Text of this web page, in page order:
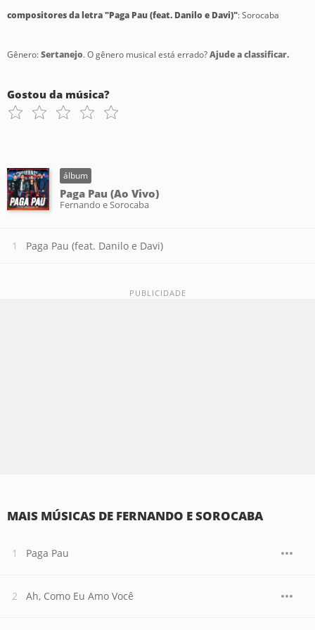
compositores da letra "Paga Pau (feat. Danilo e Davi)": Sorocaba
Gênero:Sertanejo. O gênero musical está errado?Ajude a classificar.
Gostou da música?
álbum
Paga Pau (Ao Vivo)
Fernando e Sorocaba
Paga Pau (feat. Danilo e Davi)
MAIS MÚSICAS DE FERNANDO E SOROCABA
Paga Pau
Ah, Como Eu Amo Você